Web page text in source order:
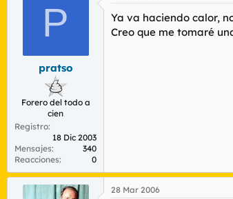
saludos !!! y lo siento por
P
pratso
Forero del todo a
cien
Registro
18 Dic 2003
Mensajes
340
Reacciones
0
Ya va haciendo calor,
Creo que me tomaré
28 Mar 2006